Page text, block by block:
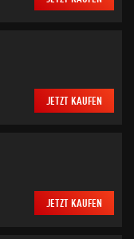
JETZT KAUFEN
JETZT KAUFEN